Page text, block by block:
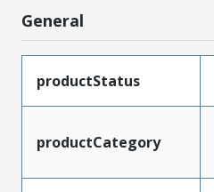
General
productStatus
productCategory